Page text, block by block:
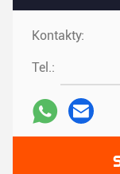
Kontakty:
Tel.: